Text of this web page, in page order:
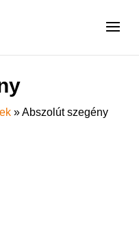
»Abszolút szegény